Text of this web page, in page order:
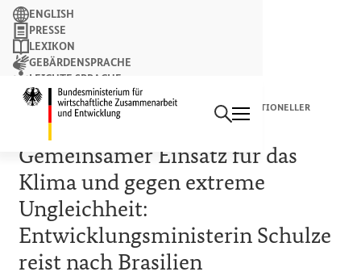
Suchbegriff
Suchen
ENGLISH
PRESSE
LEXIKON
GEBÄRDENSPRACHE
LEICHTE SPRACHE
NEWSLETTER
WALDSCHUTZ, WIEDERBEWALDUNG, SITUATION TRADITIONELLER
VÖLKER
Gemeinsamer Einsatz für das
Klima und gegen extreme
Ungleichheit:
Entwicklungsministerin Schulze
reist nach Brasilien